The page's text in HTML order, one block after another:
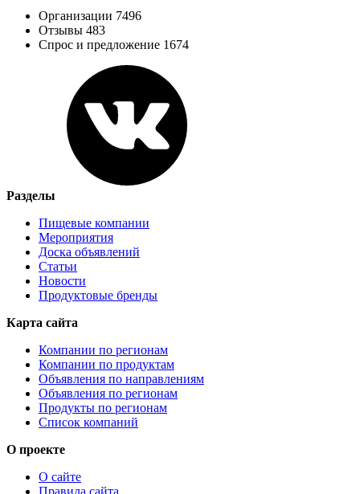
Организации 7496
Отзывы 483
Спрос и предложение 1674
Разделы
Пищевые компании
Мероприятия
Доска объявлений
Статьи
Новости
Продуктовые бренды
Карта сайта
Компании по регионам
Компании по продуктам
Объявления по направлениям
Объявления по регионам
Продукты по регионам
Список компаний
О проекте
О сайте
Правила сайта